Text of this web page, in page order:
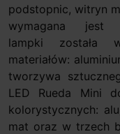
podstopnic, witryn
wymagana jest
lampki została
materiałów:
tworzywa
LED Rueda Mini
kolorystycznych:
mat oraz w trzech